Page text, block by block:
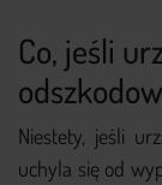
Co, jeśli
Niestety, jeśli
uchyla się od